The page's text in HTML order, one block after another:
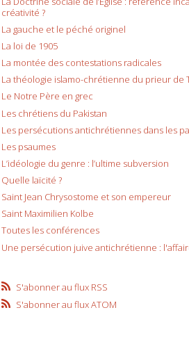
créativité ?
La gauche et le péché originel
La loi de 1905
La montée des contestations radicales
La théologie islamo-chrétienne du prieur de
Le Notre Père en grec
Les chrétiens du Pakistan
Les persécutions antichrétiennes dans les
Les psaumes
L’idéologie du genre : l’ultime subversion
Quelle laïcité ?
Saint Jean Chrysostome et son empereur
Saint Maximilien Kolbe
Toutes les conférences
Une persécution juive antichrétienne :
S'abonner au flux RSS
S'abonner au flux ATOM